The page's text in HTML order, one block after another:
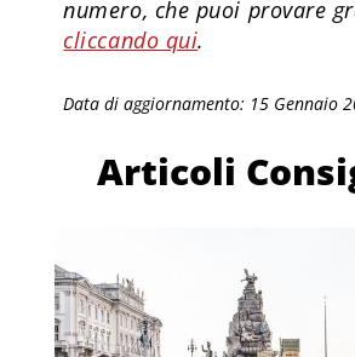
numero, che puoi provare
cliccando qui.
Data di aggiornamento: 15 Gennaio
Articoli